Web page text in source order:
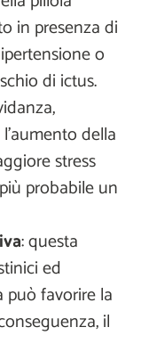
in presenza di
o
di ictus.
della
stress
probabile un
: questa
ed
può favorire la
il